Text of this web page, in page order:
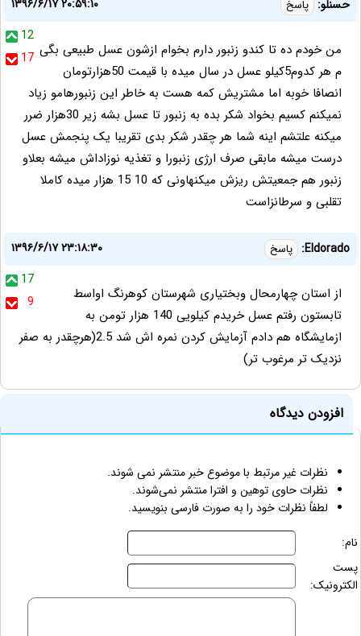
حسنلو: پاسخ
۱۳۹۶/۶/۱۷ ۲۰:۵۹:۱۰
12
17 من خودم ده تا کندو زنبور دارم بخوام ازشون عسل طبیعی بگی
م هر کدوم5کیلو عسل در سال میده با قیمت 50هزارتومان
انصافا خوبه اما مشتریش کمه هست به خاطر این زنبورهامو زیاد
نمیکنم کسیم بخواد شکر بده به زنبور تا عسل بشه زیر 30هزار ضرر
میکنه علتشم اینه شما هر چقدر شکر بدی تقریبا یک پنجمش عسل
درست میشه مابقی صرف ارژی زنبورا و تغذیه نوزاداش میشه بعلاو
زنبور هم جمعیتش ریزش میکنهاونی که 10 15 هزار میده کاملا
تقلبی و سرطانزاست
Eldorado: پاسخ
۱۳۹۶/۶/۱۷ ۲۳:۱۸:۳۰
17
9
از استان چهارمحال وبختیاری شهرستان کوهرنگ اواسط
تابستون رفتم عسل خریدم کیلویی 140 هزار تومن به
ازمایشگاه هم دادم آزمایش کردن نمره اش شد 2.5(هرچقدر به صفر
نزدیک تر مرغوب تر)
افزودن دیدگاه
نظرات غیر مرتبط با موضوع خبر منتشر نمی شوند.
نظرات حاوی توهین و افترا منتشر نمی‌شوند.
لطفاً نظرات خود را به صورت فارسی بنویسید.
نام:
پست
الکترونیک: